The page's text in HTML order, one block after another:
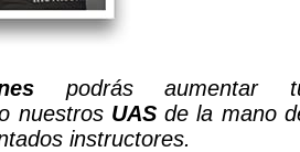
podrás aumentar
nuestros UASde la mano
instructores.